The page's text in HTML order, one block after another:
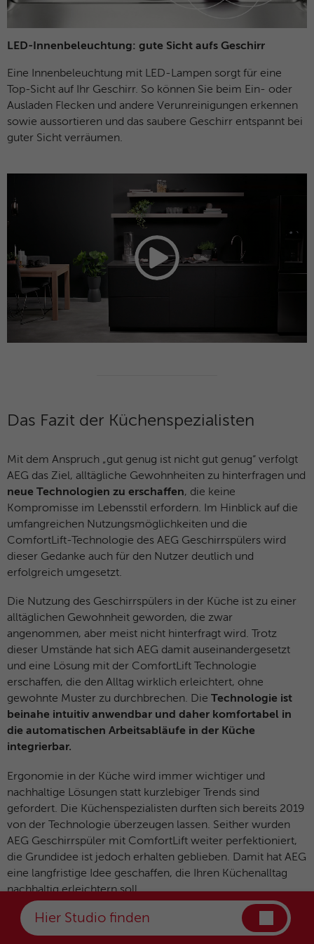
LED-Innenbeleuchtung: gute Sicht aufs Geschirr
Eine Innenbeleuchtung mit LED-Lampen sorgt für eine
Top-Sicht auf Ihr Geschirr. So können Sie beim Ein- oder
Ausladen Flecken und andere Verunreinigungen erkennen
sowie aussortieren und das saubere Geschirr entspannt bei
guter Sicht verräumen.
Das Fazit der Küchenspezialisten
Mit dem Anspruch „gut genug ist nicht gut genug“ verfolgt
AEG das Ziel, alltägliche Gewohnheiten zu hinterfragen und
neue Technologien zu erschaffen, die keine
Kompromisse im Lebensstil erfordern. Im Hinblick auf die
umfangreichen Nutzungsmöglichkeiten und die
ComfortLift-Technologie des AEG Geschirrspülers wird
dieser Gedanke auch für den Nutzer deutlich und
erfolgreich umgesetzt.
Die Nutzung des Geschirrspülers in der Küche ist zu einer
alltäglichen Gewohnheit geworden, die zwar
angenommen, aber meist nicht hinterfragt wird. Trotz
dieser Umstände hat sich AEG damit auseinandergesetzt
und eine Lösung mit der ComfortLift Technologie
erschaffen, die den Alltag wirklich erleichtert, ohne
gewohnte Muster zu durchbrechen. Die Technologie ist
beinahe intuitiv anwendbar und daher komfortabel in
die automatischen Arbeitsabläufe in der Küche
integrierbar.
Ergonomie in der Küche wird immer wichtiger und
nachhaltige Lösungen statt kurzlebiger Trends sind
gefordert. Die Küchenspezialisten durften sich bereits 2019
von der Technologie überzeugen lassen. Seither wurden
AEG Geschirrspüler mit ComfortLift weiter perfektioniert,
die Grundidee ist jedoch erhalten geblieben. Damit hat AEG
eine langfristige Idee geschaffen, die Ihren Küchenalltag
nachhaltig erleichtern soll.